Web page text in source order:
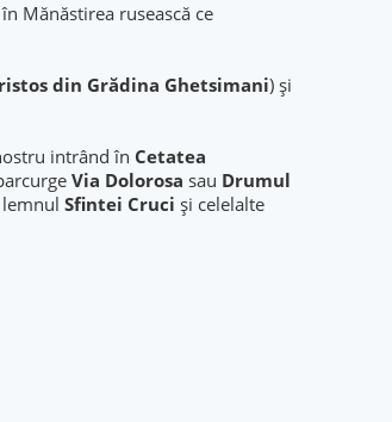
Mănăstirea rusească ce
din Grădina Ghetsimani) şi
intrând în Cetatea
Via Dolorosa sau Drumul
lemnul Sfintei Cruci şi celelalte